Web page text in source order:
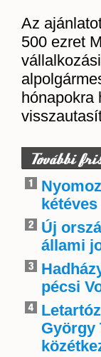
Az
500 ezret
hónapokra
További
Új
állami
pécsi
György